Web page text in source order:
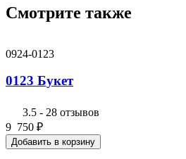
Смотрите также
0924-0123
0123 Букет
3.5 - 28 отзывов
9 750 ₽
Добавить в корзину